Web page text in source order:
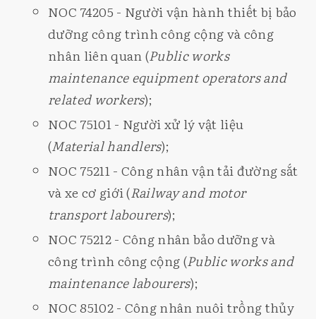
NOC 74205 - Người vận hành thiết bị bảo
dưỡng công trình công cộng và công
nhân liên quan (Public works
maintenance equipment operators and
related workers);
NOC 75101 - Người xử lý vật liệu
(Material handlers);
NOC 75211 - Công nhân vận tải đường sắt
và xe cơ giới (Railway and motor
transport labourers);
NOC 75212 - Công nhân bảo dưỡng và
công trình công cộng (Public works and
maintenance labourers);
NOC 85102 - Công nhân nuôi trồng thủy